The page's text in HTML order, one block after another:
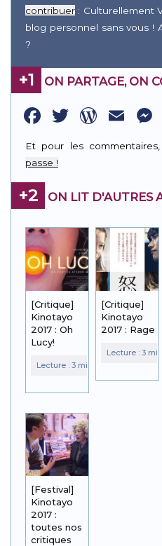
contribuer : Culturellement
blog personnel sans vous !
?
+1 ON PARTAGE, ON
Facebook
Twitter
Et pour les commentaires,
passe !
+2 ON LIT D'AUTRES
[Critique]
Kinotayo
2017 : Oh
Lucy!
[Critique]
Kinotayo
2017 : Rage
[Festival]
Kinotayo
2017 :
toutes nos
critiques